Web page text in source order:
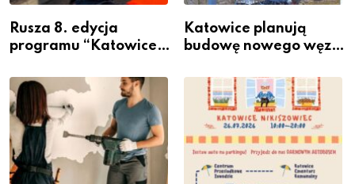
Rusza 8. edycja
programu “Katowice
– nabór dla
przedsiębiorców
Katowice planują
budowę nowego węzła
Podlesiu